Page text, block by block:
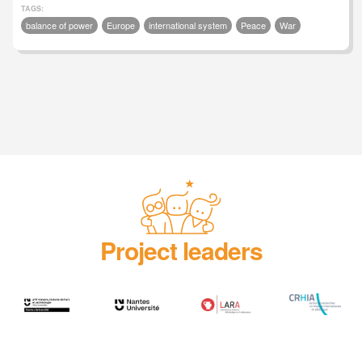
TAGS:
balance of power Europe international system Peace War
Project leaders